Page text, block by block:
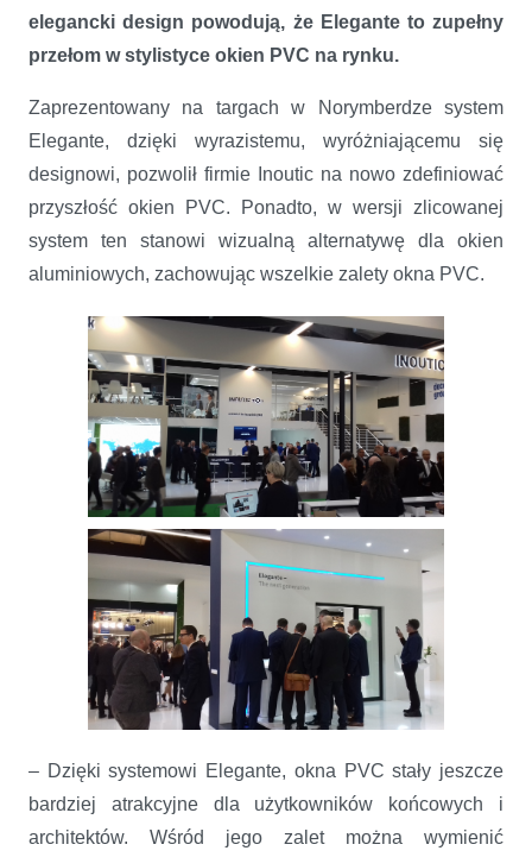
elegancki design powodują, że Elegante to zupełny
przełom w stylistyce okien PVC na rynku.
Zaprezentowany na targach w Norymberdze system
Elegante, dzięki wyrazistemu, wyróżniającemu się
designowi, pozwolił firmie Inoutic na nowo zdefiniować
przyszłość okien PVC. Ponadto, w wersji zlicowanej
system ten stanowi wizualną alternatywę dla okien
aluminiowych, zachowując wszelkie zalety okna PVC.
– Dzięki systemowi Elegante, okna PVC stały jeszcze
bardziej atrakcyjne dla użytkowników końcowych i
architektów. Wśród jego zalet można wymienić